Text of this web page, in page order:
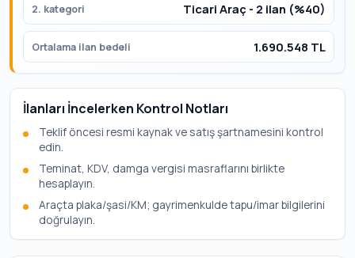
2. kategori Ticari Araç - 2 ilan (%40)
Ortalama ilan bedeli 1.690.548 TL
İlanları İncelerken Kontrol Notları
Teklif öncesi resmi kaynak ve satış şartnamesini kontrol
edin.
Teminat, KDV, damga vergisi masraflarını birlikte
hesaplayın.
Araçta plaka/şasi/KM; gayrimenkulde tapu/imar bilgilerini
doğrulayın.